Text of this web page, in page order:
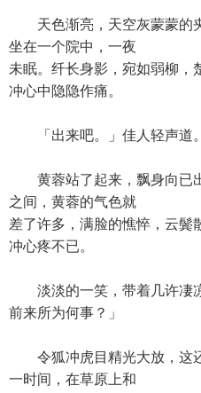
天色渐亮，天空灰蒙蒙的
坐在一个院中，一夜
未眠。纤长身影，宛如弱柳，
冲心中隐隐作痛。
「出来吧。」佳人轻声道。
黄蓉站了起来，飘身向已
之间，黄蓉的气色就
差了许多，满脸的憔悴，云鬓
冲心疼不已。
淡淡的一笑，带着几许凄
前来所为何事？」
令狐冲虎目精光大放，这还
一时间，在草原上和